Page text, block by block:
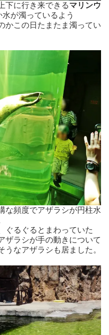
下に行き来できるマリンウ
が濁っているよう
この日たまたま濁ってい
頻度でアザラシが円柱水
るぐるとまわっていた
ザラシが手の動きについて
なアザラシも居ました。